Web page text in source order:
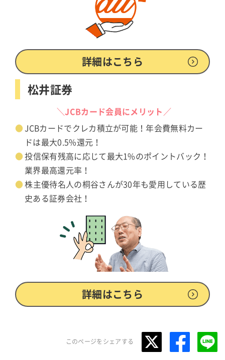
詳細はこちら
松井証券
＼JCBカード会員にメリット／
JCBカードでクレカ積立が可能！年会費無料カー
ドは最大0.5%還元！
投信保有残高に応じて最大1%のポイントバック！
業界最高還元率！
株主優待名人の桐谷さんが30年も愛用している歴
史ある証券会社！
詳細はこちら
このページをシェアする